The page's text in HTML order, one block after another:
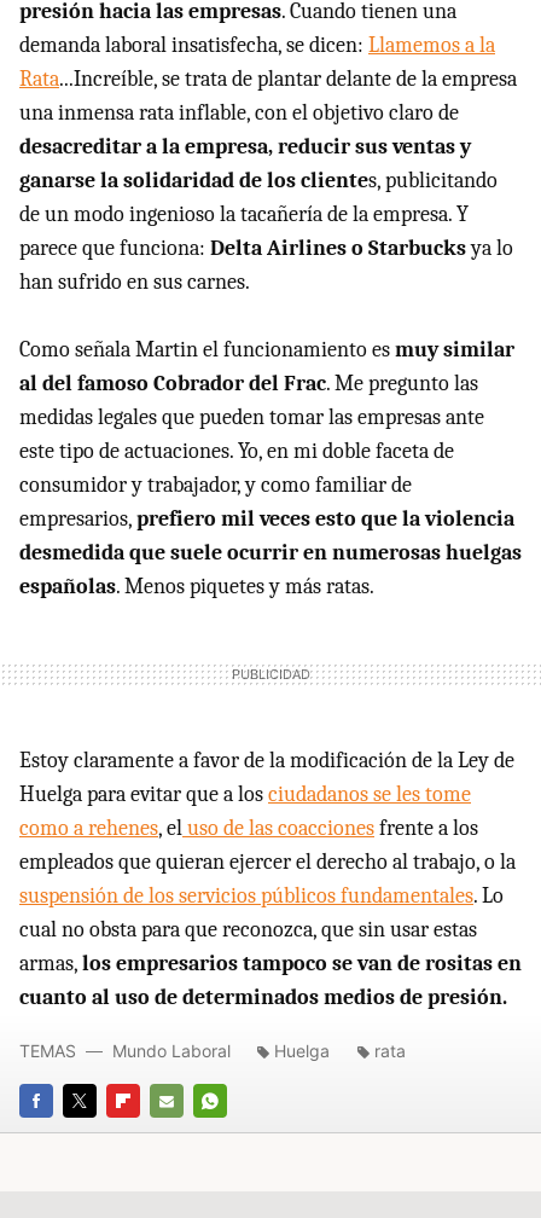
presión hacia las empresas. Cuando tienen una
demanda laboral insatisfecha, se dicen: Llamemos a la
Rata...Increíble, se trata de plantar delante de la empresa
una inmensa rata inflable, con el objetivo claro de
desacreditar a la empresa, reducir sus ventas y
ganarse la solidaridad de los clientes, publicitando
de un modo ingenioso la tacañería de la empresa. Y
parece que funciona: Delta Airlines o Starbucksya lo
han sufrido en sus carnes.
Como señala Martin el funcionamiento esmuy similar
al del famoso Cobrador del Frac. Me pregunto las
medidas legales que pueden tomar las empresas ante
este tipo de actuaciones. Yo, en mi doble faceta de
consumidor y trabajador, y como familiar de
empresarios,prefiero mil veces esto que la violencia
desmedida que suele ocurrir en numerosas huelgas
españolas. Menos piquetes y más ratas.
Estoy claramente a favor de la modificación de la Ley de
Huelga para evitar que a losciudadanos se les tome
como a rehenes, eluso de las coaccionesfrente a los
empleados que quieran ejercer el derecho al trabajo, o la
suspensión de los servicios públicos fundamentales. Lo
cual no obsta para que reconozca, que sin usar estas
armas,los empresarios tampoco se van de rositas en
cuanto al uso de determinados medios de presión.
FACEBOOK
TWITTERFLIPBOARD
E-
WHATSAPP
TEMAS Mundo Laboral Huelga rata